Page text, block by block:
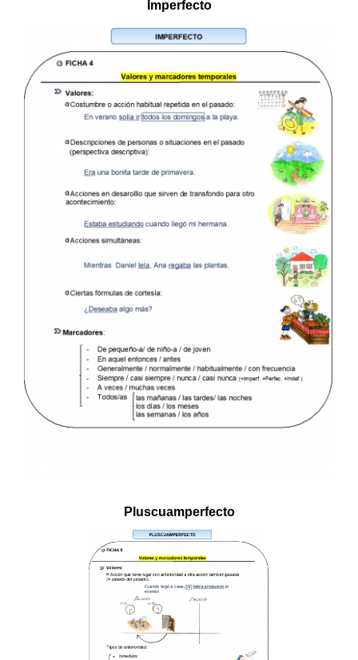
Imperfecto
Pluscuamperfecto